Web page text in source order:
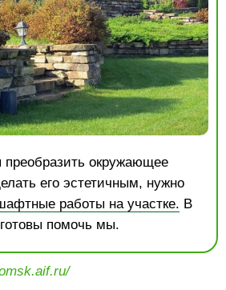
преобразить окружающее
его эстетичным, нужно
работы на участке. В
помочь мы.